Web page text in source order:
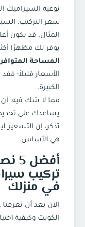
نوعية السيراميك
سعر التركيب.
المثال، قد يكون
يوفر لك مظهرًا
المساحة
الأسعار قليلاً؛
الكبيرة.
مما لا شك فيه،
يساعدك على
تذكر، إن التسعير
هي الأساس.
تركيب
في منزلك
الآن بعد أن
الكويت وكيفية